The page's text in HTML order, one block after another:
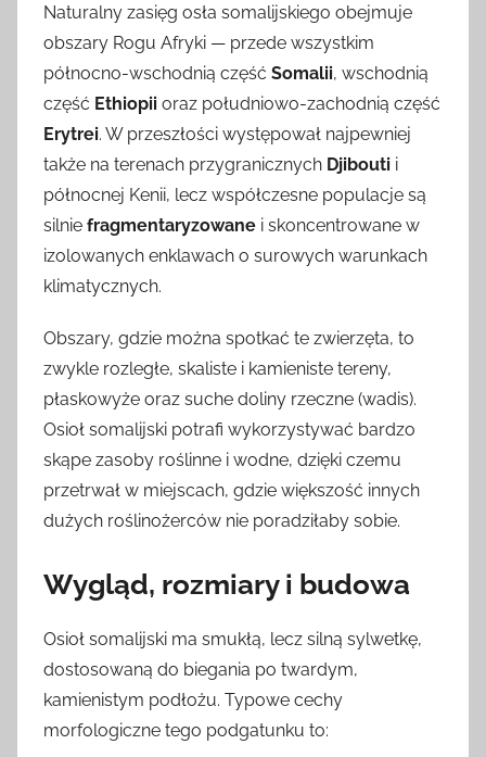
Naturalny zasięg osła somalijskiego obejmuje
obszary Rogu Afryki — przede wszystkim
północno-wschodnią część Somalii, wschodnią
część Ethiopii oraz południowo-zachodnią część
Erytrei. W przeszłości występował najpewniej
także na terenach przygranicznych Djibouti i
północnej Kenii, lecz współczesne populacje są
silnie fragmentaryzowane i skoncentrowane w
izolowanych enklawach o surowych warunkach
klimatycznych.
Obszary, gdzie można spotkać te zwierzęta, to
zwykle rozległe, skaliste i kamieniste tereny,
płaskowyże oraz suche doliny rzeczne (wadis).
Osioł somalijski potrafi wykorzystywać bardzo
skąpe zasoby roślinne i wodne, dzięki czemu
przetrwał w miejscach, gdzie większość innych
dużych roślinożerców nie poradziłaby sobie.
Wygląd, rozmiary i budowa
Osioł somalijski ma smukłą, lecz silną sylwetkę,
dostosowaną do biegania po twardym,
kamienistym podłożu. Typowe cechy
morfologiczne tego podgatunku to: